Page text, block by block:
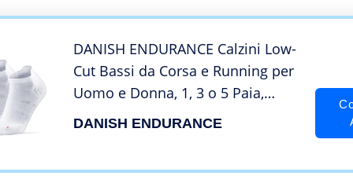
DANISH ENDURANCE Calzini Low-
Cut Bassi da Corsa e Running per
Uomo e Donna, 1, 3 o 5 Paia,
Calze Anti-Vescica per Sport,
DANISH ENDURANCE